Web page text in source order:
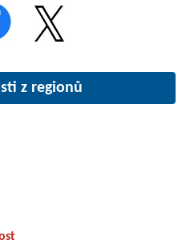
z regionů